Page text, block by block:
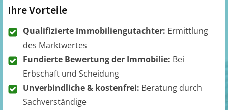
Ihre Vorteile
Qualifizierte Immobiliengutachter: Ermittlung
des Marktwertes
Fundierte Bewertung der Immobilie: Bei
Erbschaft und Scheidung
Unverbindliche & kostenfrei: Beratung durch
Sachverständige